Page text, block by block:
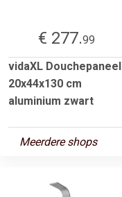
€ 277.99
vidaXL Douchepaneel
20x44x130 cm
aluminium zwart
Meerdere shops